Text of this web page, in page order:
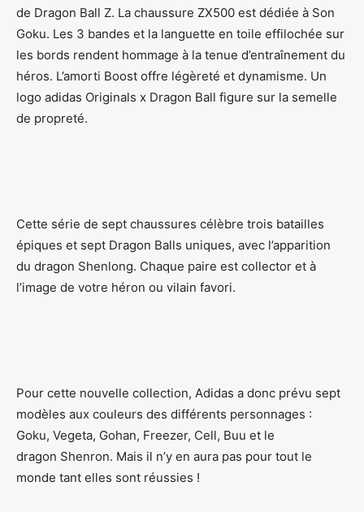
de Dragon Ball Z. La chaussure ZX500 est dédiée à Son
Goku. Les 3 bandes et la languette en toile effilochée sur
les bords rendent hommage à la tenue d’entraînement du
héros. L’amorti Boost offre légèreté et dynamisme. Un
logo adidas Originals x Dragon Ball figure sur la semelle
de propreté.
Cette série de sept chaussures célèbre trois batailles
épiques et sept Dragon Balls uniques, avec l’apparition
du dragon Shenlong. Chaque paire est collector et à
l’image de votre héron ou vilain favori.
Pour cette nouvelle collection, Adidas a donc prévu sept
modèles aux couleurs des différents personnages :
Goku, Vegeta, Gohan, Freezer, Cell, Buu et le
dragon Shenron. Mais il n’y en aura pas pour tout le
monde tant elles sont réussies !